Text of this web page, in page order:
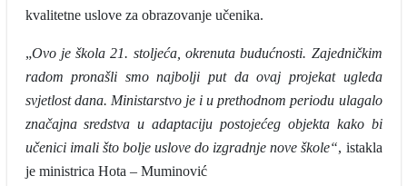
kvalitetne uslove za obrazovanje učenika.
„Ovo je škola 21. stoljeća, okrenuta budućnosti. Zajedničkim
radom pronašli smo najbolji put da ovaj projekat ugleda
svjetlost dana. Ministarstvo je i u prethodnom periodu ulagalo
značajna sredstva u adaptaciju postojećeg objekta kako bi
učenici imali što bolje uslove do izgradnje nove škole“, istakla
je ministrica Hota – Muminović